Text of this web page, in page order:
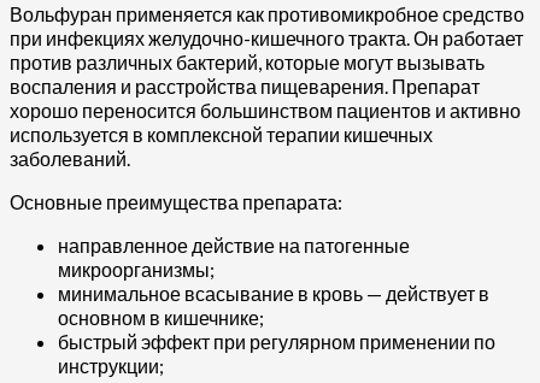
Вольфуран применяется как противомикробное средство
при инфекциях желудочно-кишечного тракта. Он работает
против различных бактерий, которые могут вызывать
воспаления и расстройства пищеварения. Препарат
хорошо переносится большинством пациентов и активно
используется в комплексной терапии кишечных
заболеваний.
Основные преимущества препарата:
направленное действие на патогенные
микроорганизмы;
минимальное всасывание в кровь — действует в
основном в кишечнике;
быстрый эффект при регулярном применении по
инструкции;